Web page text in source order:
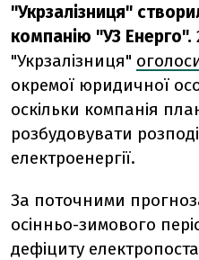
"Укрзалізниця"
компанію "УЗ Енерго".
"Укрзалізниця"
окремої юридичної
оскільки компанія
розбудовувати
електроенергії.
За поточними
осінньо-зимового
дефіциту